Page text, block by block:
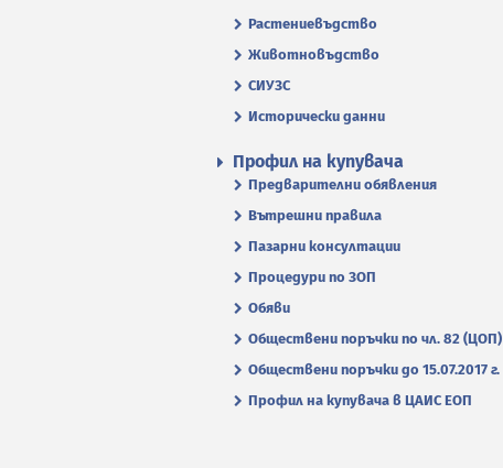
Растениевъдство
Животновъдство
СИУЗС
Исторически данни
Профил на купувача
Предварителни обявления
Вътрешни правила
Пазарни консултации
Процедури по ЗОП
Обяви
Обществени поръчки по чл. 82 (ЦОП)
Обществени поръчки до 15.07.2017 г.
Профил на купувача в ЦАИС ЕОП